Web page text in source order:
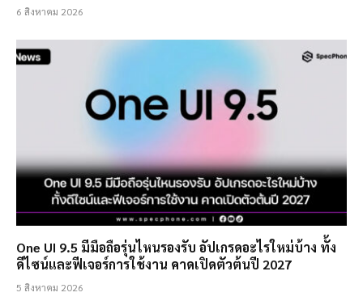
6 สิงหาคม 2026
One UI 9.5 มีมือถือรุ่นไหนรองรับ อัปเกรดอะไรใหม่บ้าง ทั้ง
ดีไซน์และฟีเจอร์การใช้งาน คาดเปิดตัวต้นปี 2027
5 สิงหาคม 2026